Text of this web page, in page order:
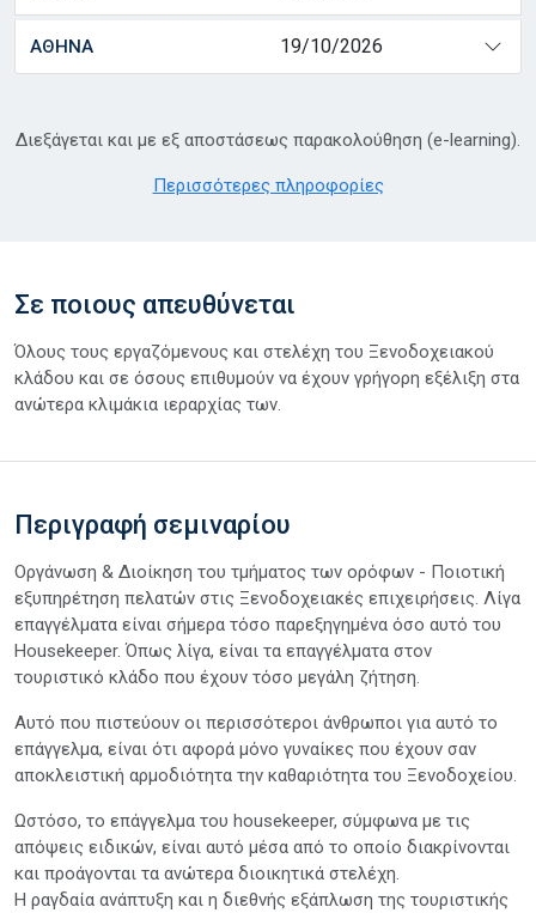
ΑΘΗΝΑ 19/10/2026
Διεξάγεται και με εξ αποστάσεως παρακολούθηση (e-learning).
Περισσότερες πληροφορίες
Σε ποιους απευθύνεται
Όλους τους εργαζόμενους και στελέχη του Ξενοδοχειακού
κλάδου και σε όσους επιθυμούν να έχουν γρήγορη εξέλιξη στα
ανώτερα κλιμάκια ιεραρχίας των.
Περιγραφή σεμιναρίου
Οργάνωση & Διοίκηση του τμήματος των ορόφων - Ποιοτική
εξυπηρέτηση πελατών στις Ξενοδοχειακές επιχειρήσεις. Λίγα
επαγγέλματα είναι σήμερα τόσο παρεξηγημένα όσο αυτό του
Housekeeper. Όπως λίγα, είναι τα επαγγέλματα στον
τουριστικό κλάδο που έχουν τόσο μεγάλη ζήτηση.
Αυτό που πιστεύουν οι περισσότεροι άνθρωποι για αυτό το
επάγγελμα, είναι ότι αφορά μόνο γυναίκες που έχουν σαν
αποκλειστική αρμοδιότητα την καθαριότητα του Ξενοδοχείου.
Ωστόσο, το επάγγελμα του housekeeper, σύμφωνα με τις
απόψεις ειδικών, είναι αυτό μέσα από το οποίο διακρίνονται
και προάγονται τα ανώτερα διοικητικά στελέχη.
Η ραγδαία ανάπτυξη και η διεθνής εξάπλωση της τουριστικής